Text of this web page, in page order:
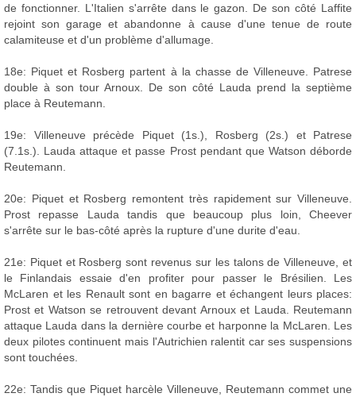
de fonctionner. L'Italien s'arrête dans le gazon. De son côté Laffite
rejoint son garage et abandonne à cause d'une tenue de route
calamiteuse et d'un problème d'allumage.
18e: Piquet et Rosberg partent à la chasse de Villeneuve. Patrese
double à son tour Arnoux. De son côté Lauda prend la septième
place à Reutemann.
19e: Villeneuve précède Piquet (1s.), Rosberg (2s.) et Patrese
(7.1s.). Lauda attaque et passe Prost pendant que Watson déborde
Reutemann.
20e: Piquet et Rosberg remontent très rapidement sur Villeneuve.
Prost repasse Lauda tandis que beaucoup plus loin, Cheever
s'arrête sur le bas-côté après la rupture d'une durite d'eau.
21e: Piquet et Rosberg sont revenus sur les talons de Villeneuve, et
le Finlandais essaie d'en profiter pour passer le Brésilien. Les
McLaren et les Renault sont en bagarre et échangent leurs places:
Prost et Watson se retrouvent devant Arnoux et Lauda. Reutemann
attaque Lauda dans la dernière courbe et harponne la McLaren. Les
deux pilotes continuent mais l'Autrichien ralentit car ses suspensions
sont touchées.
22e: Tandis que Piquet harcèle Villeneuve, Reutemann commet une